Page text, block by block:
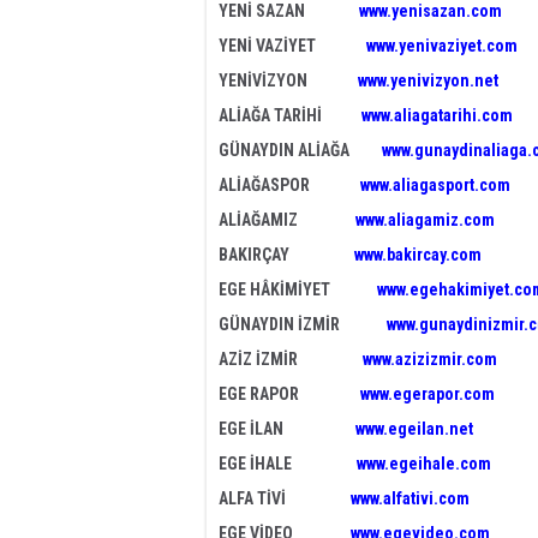
YENİ SAZAN www.yenisazan.com
YENİ VAZİYET www.yenivaziyet.com
YENİVİZYON www.yenivizyon.net
ALİAĞA TARİHİ www.aliagatarihi.com
GÜNAYDIN ALİAĞA
ALİAĞASPOR www.aliagasport.com
ALİAĞAMIZ www.aliagamiz.com
BAKIRÇAY www.bakircay.com
EGE HÂKİMİYET
GÜNAYDIN İZMİR
AZİZ İZMİR www.azizizmir.com
EGE RAPOR www.egerapor.com
EGE İLAN www.egeilan.net
EGE İHALE www.egeihale.com
ALFA TİVİ www.alfativi.com
EGE VİDEO www.egevideo.com